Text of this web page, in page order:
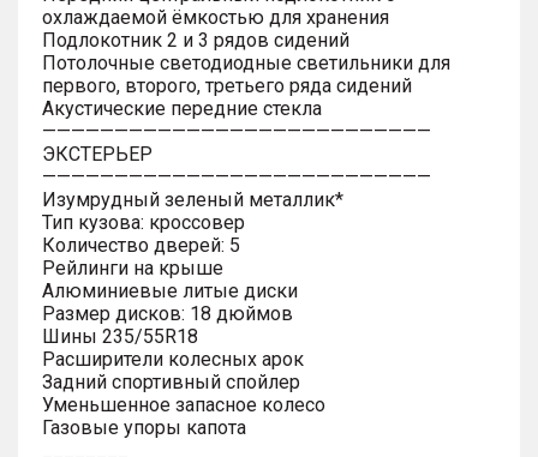
охлаждаемой ёмкостью для хранения
Подлокотник 2 и 3 рядов сидений
Потолочные светодиодные светильники для
первого, второго, третьего ряда сидений
Акустические передние стекла
———————————————————————————
ЭКСТЕРЬЕР
———————————————————————————
Изумрудный зеленый металлик*
Тип кузова: кроссовер
Количество дверей: 5
Рейлинги на крыше
Алюминиевые литые диски
Размер дисков: 18 дюймов
Шины 235/55R18
Расширители колесных арок
Задний спортивный спойлер
Уменьшенное запасное колесо
Газовые упоры капота